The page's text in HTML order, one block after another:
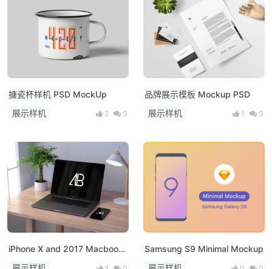
搪瓷杯样机 PSD MockUp
展示样机
2 0
品牌展示模板 Mockup PSD
展示样机
1 0
iPhone X and 2017 Macbook
Pro Mockup
Samsung S9 Minimal Mockup